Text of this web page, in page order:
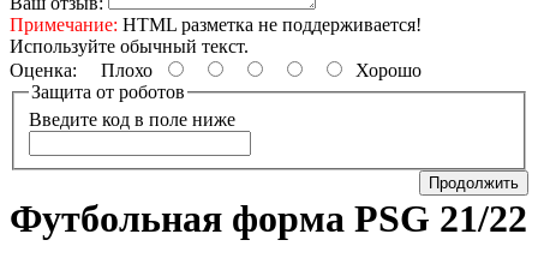
Примечание: HTML разметка не поддерживается!
Используйте обычный текст.
Оценка: Плохо
Хорошо
Защита от роботов
Введите код в поле ниже
Продолжить
Футбольная форма PSG 21/22